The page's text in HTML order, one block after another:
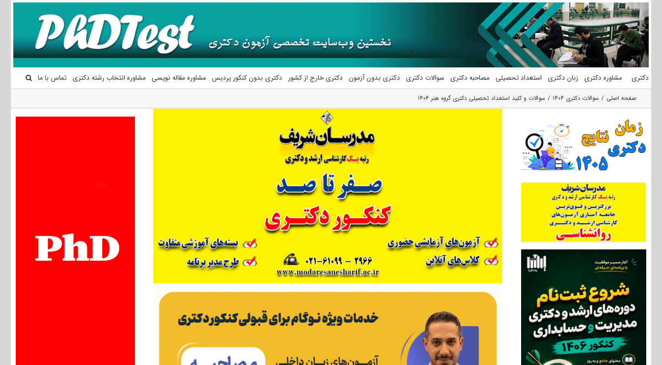
محتوا
دکتری مشاوره دکتری زبان دکتری استعداد تحصیلی مصاحبه دکتری سوالات دکتری دکتری بدون آزمون دکتری خارج از کشور دکتری بدون کنکور پردیس مشاوره مقاله نویسی مشاوره انتخاب رشته دکتری تماس با ما
صفحه اصلی سوالات دکتری ۱۴۰۴ سوالات و کلید استعداد تحصیلی دکتری گروه هنر ۱۴۰۴